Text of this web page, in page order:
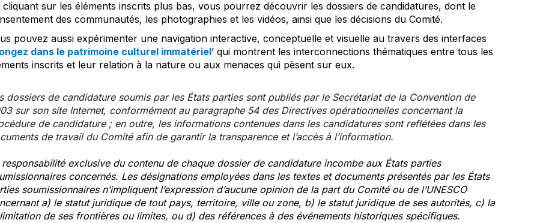
cliquant sur les éléments inscrits plus bas, vous pourrez découvrir les dossiers de candidatures, dont le
des communautés, les photographies et les vidéos, ainsi que les décisions du Comité.
pouvez aussi expérimenter une navigation interactive, conceptuelle et visuelle au travers des interfaces
dans le patrimoine culturel immatériel’ qui montrent les interconnections thématiques entre tous les
inscrits et leur relation à la nature ou aux menaces qui pèsent sur eux.
dossiers de candidature soumis par les États parties sont publiés par le Secrétariat de la Convention de
sur son site Internet, conformément au paragraphe 54 des Directives opérationnelles concernant la
de candidature ; en outre, les informations contenues dans les candidatures sont reflétées dans les
de travail du Comité afin de garantir la transparence et l’accès à l’information.
responsabilité exclusive du contenu de chaque dossier de candidature incombe aux États parties
concernés. Les désignations employées dans les textes et documents présentés par les États
soumissionnaires n’impliquent l’expression d’aucune opinion de la part du Comité ou de l’UNESCO
a) le statut juridique de tout pays, territoire, ville ou zone, b) le statut juridique de ses autorités, c) la
de ses frontières ou limites, ou d) des références à des événements historiques spécifiques.